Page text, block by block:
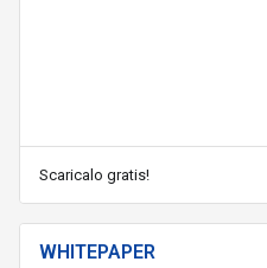
Scaricalo gratis!
WHITEPAPER